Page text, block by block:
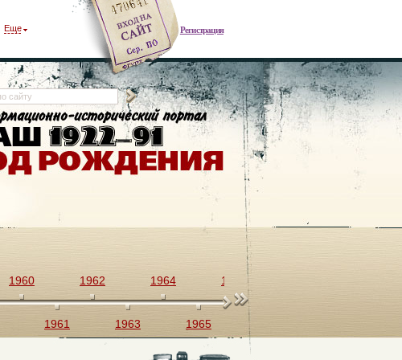
Регистрация
Еще
1960
1961
1962
1963
1964
1965
1966